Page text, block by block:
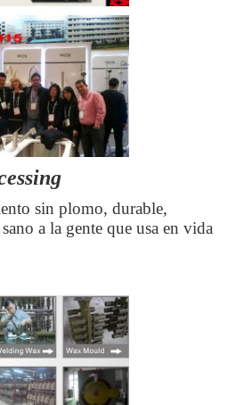
sin plomo, durable,
a la gente que usa en vida